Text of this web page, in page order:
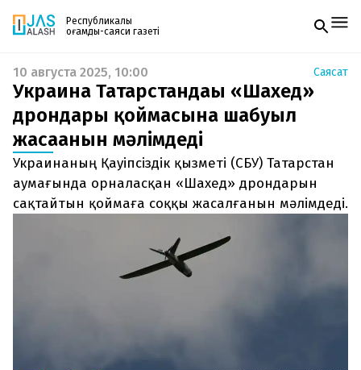
Республикалық
қоғамдық-саяси газеті
Жаңалықтар
Спорт
Live
Руханият
Аймақ
Архив
Заң және тәртіп
Редакциямен байланыс
zhasalash100@gmail.com
Газетке жазылу
PDF форматтағы газетті ай сайын электронды
поштаңызға алып отырыңыз. Жаңа нөмір
шыққан сәтте сізге бірден жіберіледі. Тек email
енгізіңіз, біз қалғанын өзіміз жібереміз.
10 августа 2025, 10:00 Саясат
Украина Татарстандағы «Шахед»
дрондары қоймасына шабуыл
жасағанын мәлімдеді
Украинаның Қауіпсіздік қызметі (СБУ) Татарстан
аумағында орналасқан «Шахед» дрондарын
сақтайтын қоймаға соққы жасалғанын мәлімдеді.